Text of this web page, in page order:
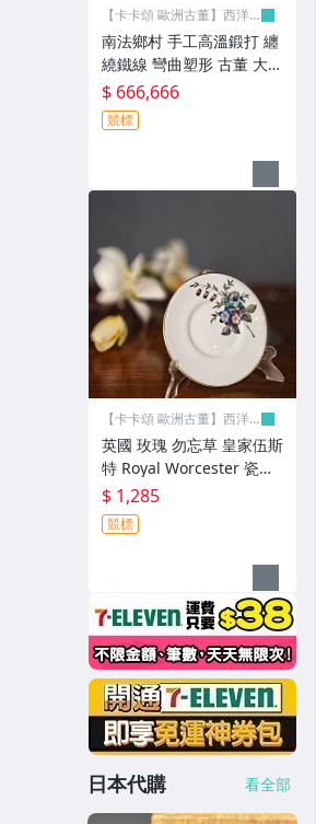
【卡卡頌 歐洲古董】西洋
南法鄉村 手工高溫鍛打 纏
繞鐵線 彎曲塑形 古董 大
壁燈 la0476⚜️ 卡卡頌 歐
洲古董⚜️✬
$ 666,666
競標
【卡卡頌 歐洲古董】西洋
英國 玫瑰 勿忘草 皇家伍斯
特 Royal Worcester 瓷碟
p2211⚜️卡卡頌 歐洲古董
⚜️
$ 1,285
競標
日本代購 看全部